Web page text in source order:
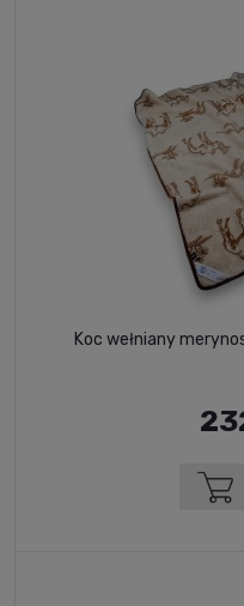
Koc wełniany